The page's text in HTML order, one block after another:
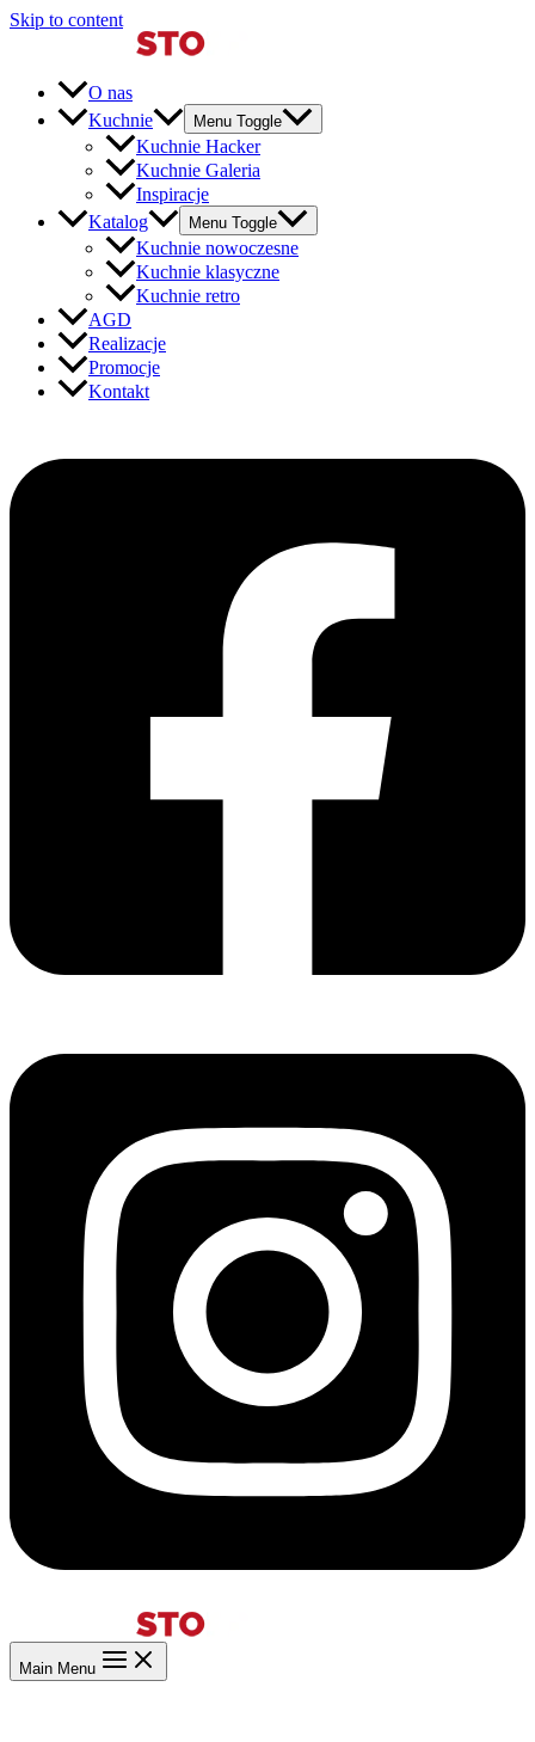
Skip to content
O nas
Kuchnie
Menu Toggle
Kuchnie Hacker
Kuchnie Galeria
Inspiracje
Katalog
Menu Toggle
Kuchnie nowoczesne
Kuchnie klasyczne
Kuchnie retro
AGD
Realizacje
Promocje
Kontakt
Main Menu